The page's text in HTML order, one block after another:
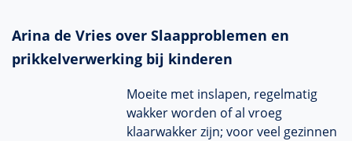
Arina de Vries over Slaapproblemen en
prikkelverwerking bij kinderen
Moeite met inslapen, regelmatig
wakker worden of al vroeg
klaarwakker zijn; voor veel gezinnen